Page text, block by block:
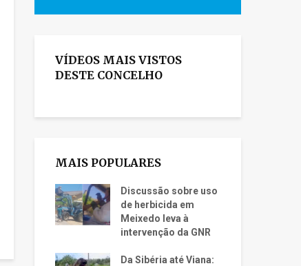
VÍDEOS MAIS VISTOS
DESTE CONCELHO
MAIS POPULARES
Discussão sobre uso
de herbicida em
Meixedo leva à
intervenção da GNR
Da Sibéria até Viana: